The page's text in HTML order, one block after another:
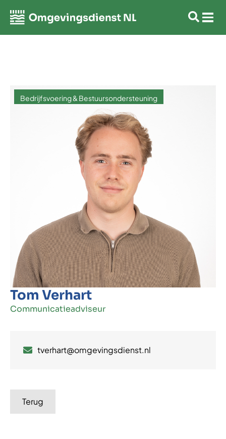
Tom Verhart
Communicatieadviseur
tverhart@omgevingsdienst.nl
Bedrijfsvoering & Bestuursondersteuning
Terug